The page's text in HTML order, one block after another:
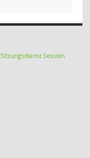
SitzungsdienstSession(Wird in